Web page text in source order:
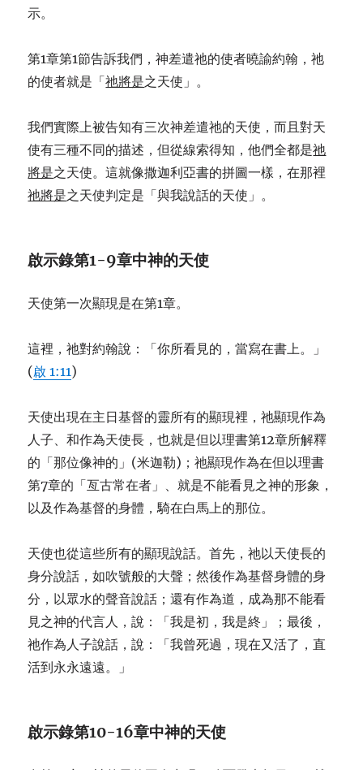
示。
第1章第1節告訴我們，神差遣祂的使者曉諭約翰，祂
的使者就是「祂將是之天使」。
我們實際上被告知有三次神差遣祂的天使，而且對天
使有三種不同的描述，但從線索得知，他們全都是祂
將是之天使。這就像撒迦利亞書的拼圖一樣，在那裡
祂將是之天使判定是「與我說話的天使」。
啟示錄第1-9章中神的天使
天使第一次顯現是在第1章。
這裡，祂對約翰說：「你所看見的，當寫在書上。」
(啟 1:11)
天使出現在主日基督的靈所有的顯現裡，祂顯現作為
人子、和作為天使長，也就是但以理書第12章所解釋
的「那位像神的」(米迦勒)；祂顯現作為在但以理書
第7章的「亙古常在者」、就是不能看見之神的形象，
以及作為基督的身體，騎在白馬上的那位。
天使也從這些所有的顯現說話。首先，祂以天使長的
身分說話，如吹號般的大聲；然後作為基督身體的身
分，以眾水的聲音說話；還有作為道，成為那不能看
見之神的代言人，說：「我是初，我是終」；最後，
祂作為人子說話，說：「我曾死過，現在又活了，直
活到永永遠遠。」
啟示錄第10-16章中神的天使